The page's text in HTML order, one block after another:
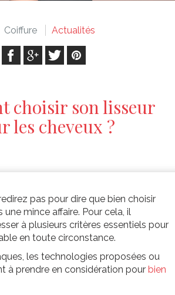
Coiffure Actualités
choisir son lisseur
les cheveux ?
pas pour dire que bien choisir
une mince affaire. Pour cela, il
à plusieurs critères essentiels pour
en toute circonstance.
les technologies proposées ou
à prendre en considération pour bien